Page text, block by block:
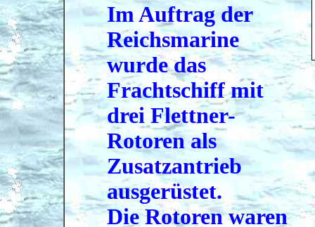
Im Auftrag der
Reichsmarine
wurde das
Frachtschiff mit
drei Flettner-
Rotoren als
Zusatzantrieb
ausgerüstet.
Die Rotoren waren